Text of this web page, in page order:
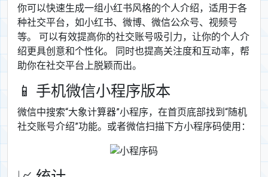
你可以快速生成一组小红书风格的个人介绍，适用于各
种社交平台，如小红书、微博、微信公众号、视频号
等。 可以有效提高你的社交账号吸引力，让你的个人介
绍更具创意和个性化。 同时也提高关注度和互动率，帮
助你在社交平台上脱颖而出。
📱 手机微信小程序版本
微信中搜索“大象计算器”小程序，在首页底部找到“随机
社交账号介绍”功能。或者微信扫描下方小程序码使用：